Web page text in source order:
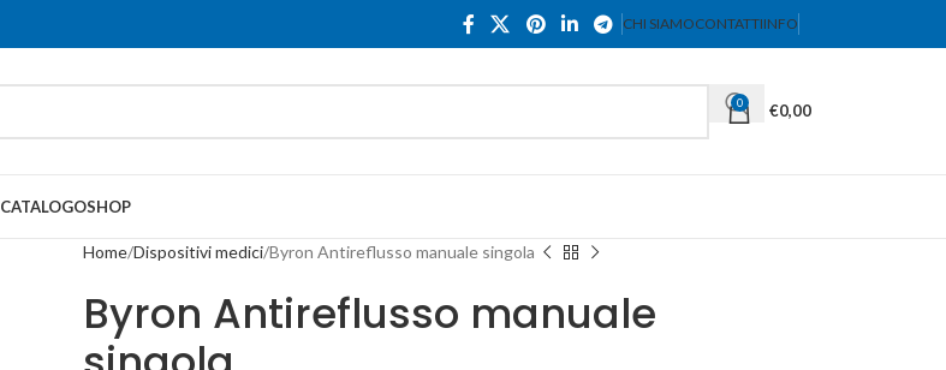
CHI SIAMOCONTATTIINFO
0 €0,00
CATALOGOSHOP
Home Dispositivi medici Byron Antireflusso manuale singola
Byron Antireflusso manuale